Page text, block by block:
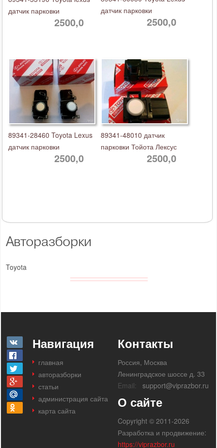
Авторазборки
Toyota
датчик парковки
2500,0
датчик парковки
2500,0
89341-28460 Toyota Lexus
датчик парковки
2500,0
89341-48010 датчик
парковки Тойота Лексус
2500,0
Навигация
главная
авторазборки
статьи
администрация сайта
карта сайта
Контакты
Россия, Москва
Ленинградское шоссе д. 33
Email:
support@viprazbor.ru
О сайте
Copyright © 2011-2026
Разработка и продвижение:
https://viprazbor.ru